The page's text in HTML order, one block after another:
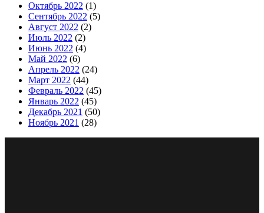
Октябрь 2022 (1)
Сентябрь 2022 (5)
Август 2022 (2)
Июль 2022 (2)
Июнь 2022 (4)
Май 2022 (6)
Апрель 2022 (24)
Март 2022 (44)
Февраль 2022 (45)
Январь 2022 (45)
Декабрь 2021 (50)
Ноябрь 2021 (28)